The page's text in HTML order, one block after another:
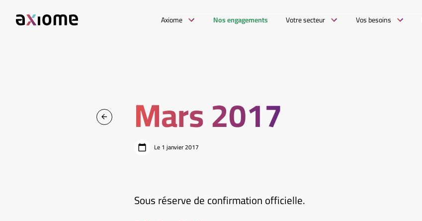
Axiome Nos engagements Votre secteur Vos besoins
Mars 2017
Le 1 janvier 2017
Sous réserve de confirmation officielle.